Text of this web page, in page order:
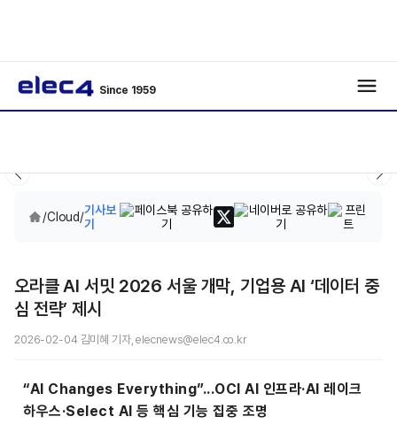
Since 1959
/Cloud/기사보
기
오라클 AI 서밋 2026 서울 개막, 기업용 AI ‘데이터 중
심 전략’ 제시
2026-02-04 김미혜 기자, elecnews@elec4.co.kr
“AI Changes Everything”...OCI AI 인프라·AI 레이크
하우스·Select AI 등 핵심 기능 집중 조명